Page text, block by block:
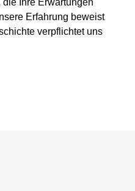
Ihre Erwartungen
Erfahrung beweist
verpflichtet uns